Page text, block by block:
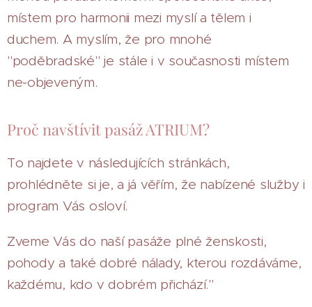
místem pro harmonii mezi myslí a tělem i
duchem. A myslím, že pro mnohé
"poděbradské" je stále i v současnosti místem
ne-objeveným.
Proč navštívit pasáž ATRIUM?
To najdete v následujících stránkách,
prohlédněte si je, a já věřím, že nabízené služby i
program Vás osloví.
Zveme Vás do naší pasáže plné ženskosti,
pohody a také dobré nálady, kterou rozdáváme,
každému, kdo v dobrém přichází."